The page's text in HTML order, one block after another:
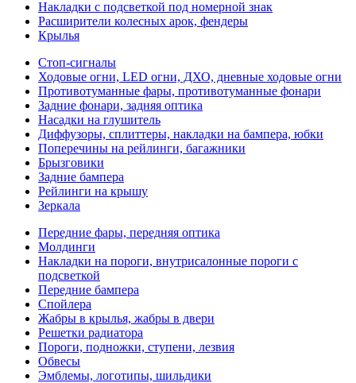
Накладки с подсветкой под номерной знак
Расширители колесных арок, фендеры
Крылья
Стоп-сигналы
Ходовые огни, LED огни, ДХО, дневные ходовые огни
Противотуманные фары, противотуманные фонари
Задние фонари, задняя оптика
Насадки на глушитель
Диффузоры, сплиттеры, накладки на бампера, юбки
Поперечины на рейлинги, багажники
Брызговики
Задние бампера
Рейлинги на крышу
Зеркала
Передние фары, передняя оптика
Молдинги
Накладки на пороги, внутрисалонные пороги с
подсветкой
Передние бампера
Спойлера
Жабры в крылья, жабры в двери
Решетки радиатора
Пороги, подножки, ступени, лезвия
Обвесы
Эмблемы, логотипы, шильдики